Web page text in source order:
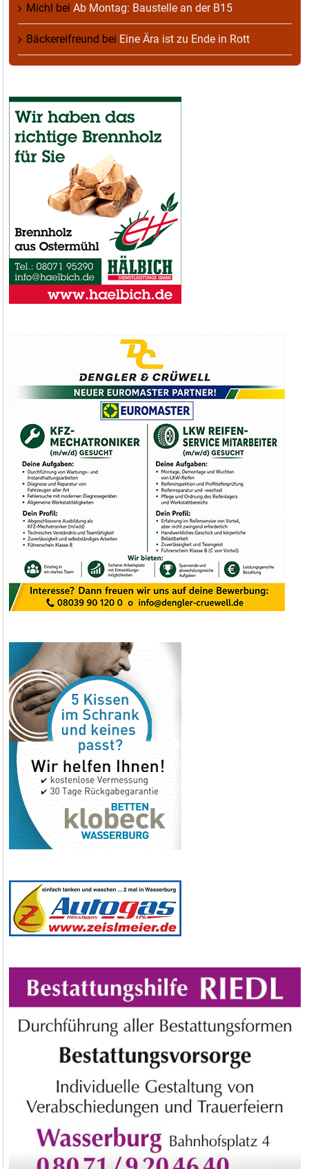
Michl bei Ab Montag: Baustelle an der B15
Bäckereifreund bei Eine Ära ist zu Ende in Rott